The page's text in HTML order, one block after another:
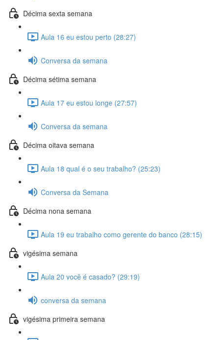
Décima sexta semana
Aula 16 eu estou perto (28:27)
Conversa da semana
Décima sétima semana
Aula 17 eu estou longe (27:57)
Conversa da semana
Décima oitava semana
Aula 18 qual é o seu trabalho? (25:23)
Conversa da Semana
Décima nona semana
Aula 19 eu trabalho como gerente do banco (28:15)
vigésima semana
Aula 20 você é casado? (29:19)
conversa da semana
vigésima primeira semana